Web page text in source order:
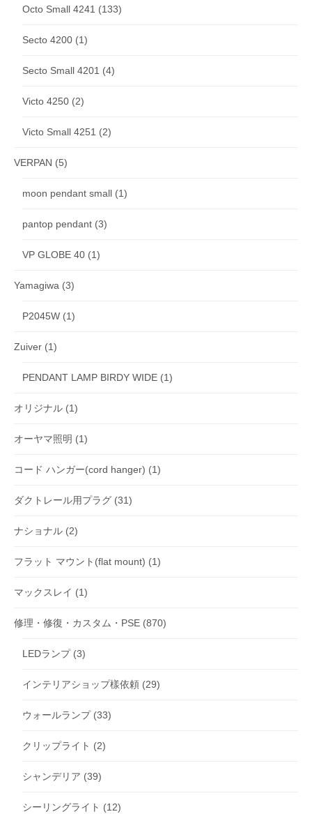
Octo Small 4241 (133)
Secto 4200 (1)
Secto Small 4201 (4)
Victo 4250 (2)
Victo Small 4251 (2)
VERPAN (5)
moon pendant small (1)
pantop pendant (3)
VP GLOBE 40 (1)
Yamagiwa (3)
P2045W (1)
Zuiver (1)
PENDANT LAMP BIRDY WIDE (1)
オリジナル (1)
オーヤマ照明 (1)
コード ハンガー(cord hanger) (1)
ダクトレール用プラグ (31)
ナショナル (2)
フラット マウント(flat mount) (1)
マックスレイ (1)
修理・修復・カスタム・PSE (870)
LEDランプ(3)
インテリアショップ樣依頼 (29)
ウォールランプ(33)
クリップライト (2)
シャンデリア (39)
シーリングライト (12)